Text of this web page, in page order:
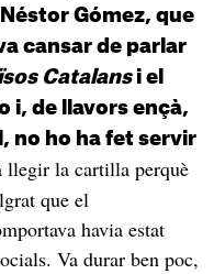
Néstor Gómez, que
cansar de parlar
Catalansi el
i, de llavors ençà,
no ho ha fet servir
la cartilla perquè
que el
havia estat
Va durar ben poc,